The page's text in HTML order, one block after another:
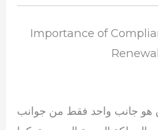
Importance of
Renewal
هو جانب واحد فقط من جوانب